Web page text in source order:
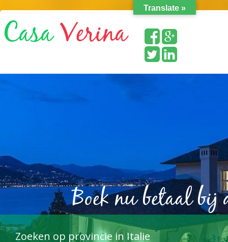
Zoeken op provincie in Italie
Boek nu betaal bij
Translate »